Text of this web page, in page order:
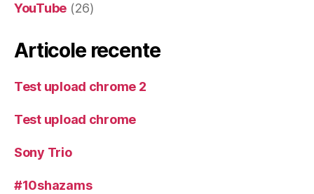
YouTube (26)
Articole recente
Test upload chrome 2
Test upload chrome
Sony Trio
#10shazams